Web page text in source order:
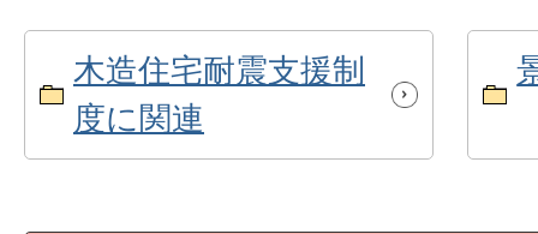
木造住宅耐震支援制
度に関連